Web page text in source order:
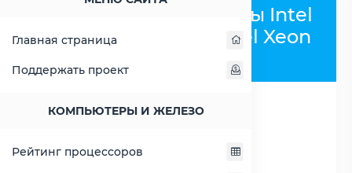
Главная страница
Поддержать проект
КОМПЬЮТЕРЫ И ЖЕЛЕЗО
Рейтинг процессоров
Сравнить процессоры Intel
Xeon E3-1270 v3 и Intel Xeon